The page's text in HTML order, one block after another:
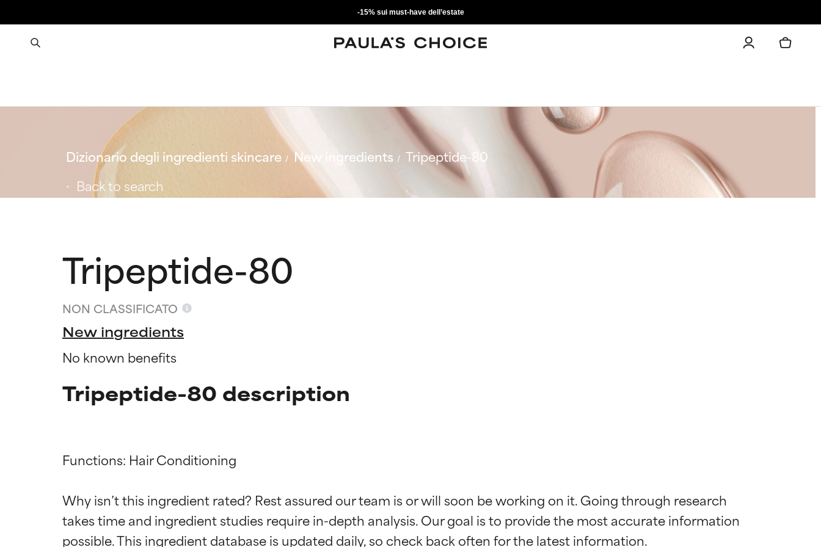
-15% sui must-have dell’estate
Dizionario degli ingredienti skincare New ingredients
Tripeptide-80
Back to search
Tripeptide-80
NON CLASSIFICATO
New ingredients
No known benefits
Tripeptide-80 description
Functions: Hair Conditioning
Why isn’t this ingredient rated? Rest assured our team is or will soon be working on it. Going through research
takes time and ingredient studies require in-depth analysis. Our goal is to provide the most accurate information
Valutazione degli ingredienti
OTTIMO
Comprovati e sostenuti da studi indipendenti. Ingrediente attivo eccezionale per la maggior
parte dei tipi di pelle o dei problemi.
Valutazione degli ingredienti
OTTIMO
Comprovati e sostenuti da studi indipendenti. Ingrediente attivo eccezionale per la maggior
parte dei tipi di pelle o dei problemi.